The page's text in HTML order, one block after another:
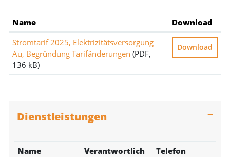
Name
Download
Stromtarif 2025, Elektrizitätsversorgung
Au, Begründung Tarifänderungen (PDF,
136 kB)
Download
Dienstleistungen
Name Verantwortlich
Telefon